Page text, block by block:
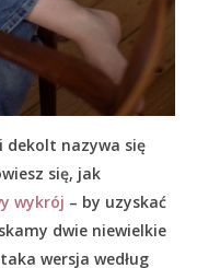
dekolt nazywa się
się, jak
wykrój – by uzyskać
dwie niewielkie
wersja według